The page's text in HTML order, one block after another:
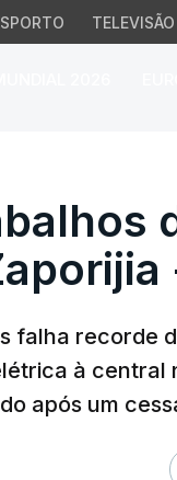
TELEVISÃO
falha recorde
à central
após um